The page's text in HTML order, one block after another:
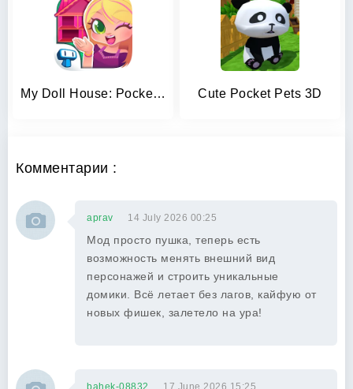
My Doll House: Pocket Dream Cute Pocket Pets 3D
Комментарии :
aprav 14 July 2026 00:25
Мод просто пушка, теперь есть
возможность менять внешний вид
персонажей и строить уникальные
домики. Всё летает без лагов, кайфую от
новых фишек, залетело на ура!
bahek-08832 17 June 2026 15:25